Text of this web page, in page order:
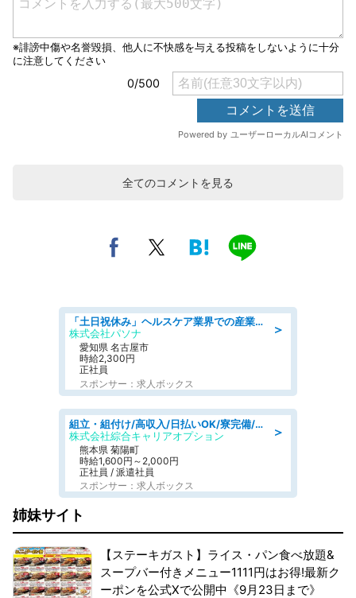
全てのコメントを見る
＞
「土日祝休み」ヘルスケア業界での産業保健師業務/看護師/高時給/未経験OK/要資格:正看護師
株式会社パソナ
愛知県 名古屋市
時給2,300円
正社員
スポンサー：求人ボックス
＞
組立・組付け/高収入/日払いOK/寮完備/交替制/20・30・40代活躍中
株式会社綜合キャリアオプション
熊本県 菊陽町
時給1,600円～2,000円
正社員 / 派遣社員
スポンサー：求人ボックス
姉妹サイト
【ステーキガスト】ライス・パン食べ放題&
スープバー付きメニュー1111円はお得!最新ク
ーポンを公式Xで公開中《9月23日まで》